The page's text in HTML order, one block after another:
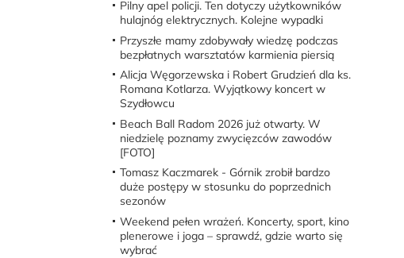
Pilny apel policji. Ten dotyczy użytkowników
hulajnóg elektrycznych. Kolejne wypadki
Przyszłe mamy zdobywały wiedzę podczas
bezpłatnych warsztatów karmienia piersią
Alicja Węgorzewska i Robert Grudzień dla ks.
Romana Kotlarza. Wyjątkowy koncert w
Szydłowcu
Beach Ball Radom 2026 już otwarty. W
niedzielę poznamy zwycięzców zawodów
[FOTO]
Tomasz Kaczmarek - Górnik zrobił bardzo
duże postępy w stosunku do poprzednich
sezonów
Weekend pełen wrażeń. Koncerty, sport, kino
plenerowe i joga – sprawdź, gdzie warto się
wybrać